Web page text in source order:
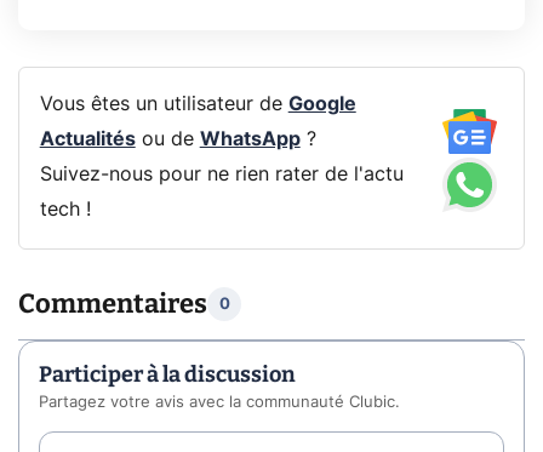
Vous êtes un utilisateur de Google
Actualitésou de WhatsApp?
Suivez-nous pour ne rien rater de l'actu
tech !
Commentaires 0
Participer à la discussion
Partagez votre avis avec la communauté Clubic.